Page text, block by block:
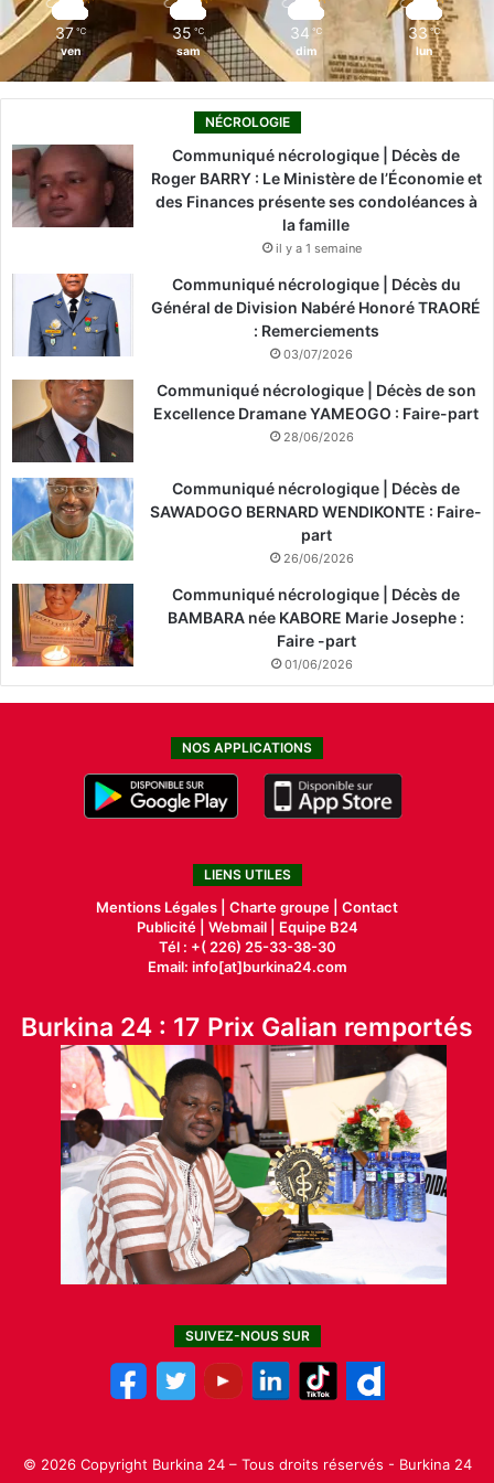
37 ℃
ven
35 ℃
sam
34 ℃
dim
33 ℃
lun
NÉCROLOGIE
Communiqué nécrologique | Décès de
Roger BARRY : Le Ministère de l’Économie et
des Finances présente ses condoléances à
la famille
il y a 1 semaine
Communiqué nécrologique | Décès du
Général de Division Nabéré Honoré TRAORÉ
: Remerciements
03/07/2026
Communiqué nécrologique | Décès de son
Excellence Dramane YAMEOGO : Faire-part
28/06/2026
Communiqué nécrologique | Décès de
SAWADOGO BERNARD WENDIKONTE : Faire-
part
26/06/2026
Communiqué nécrologique | Décès de
BAMBARA née KABORE Marie Josephe :
Faire -part
01/06/2026
NOS APPLICATIONS
LIENS UTILES
Mentions Légales | Charte groupe | Contact
Publicité| Webmail |
Equipe B24
Tél : +( 226) 25-33-38-30
Email: info[at]burkina24.com
Burkina 24 : 17 Prix Galian remportés
SUIVEZ-NOUS SUR
© 2026 Copyright Burkina 24 – Tous droits réservés - Burkina 24